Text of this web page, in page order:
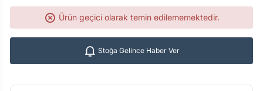
Ürün geçici olarak temin edilememektedir.
Stoğa Gelince Haber Ver